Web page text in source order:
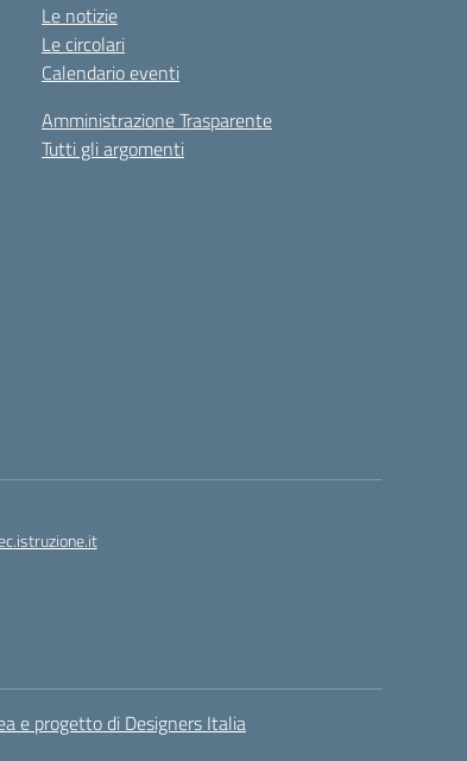
Le notizie
Le circolari
Calendario eventi
Amministrazione Trasparente
Tutti gli argomenti
e progetto di Designers Italia